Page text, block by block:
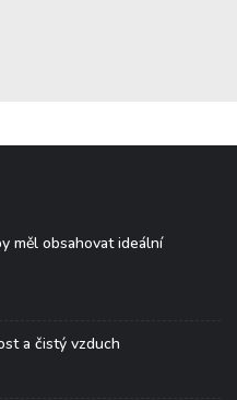
měl obsahovat ideální
a čistý vzduch